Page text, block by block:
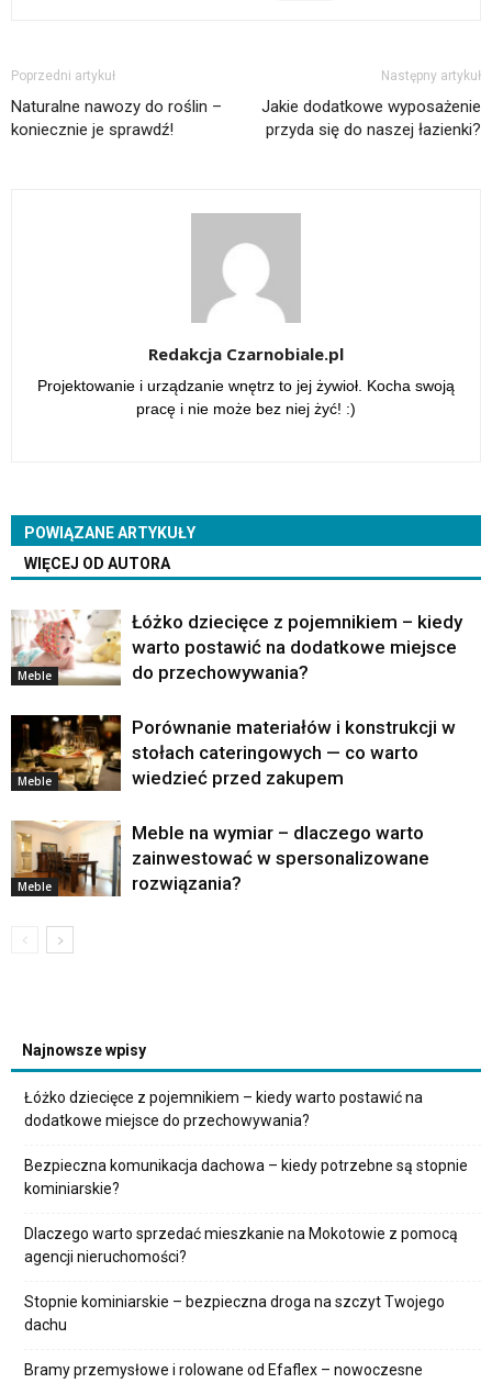
Poprzedni artykuł
Naturalne nawozy do roślin –
koniecznie je sprawdź!
Następny artykuł
Jakie dodatkowe wyposażenie
przyda się do naszej łazienki?
Redakcja Czarnobiale.pl
Projektowanie i urządzanie wnętrz to jej żywioł. Kocha swoją
pracę i nie może bez niej żyć! :)
POWIĄZANE ARTYKUŁY
WIĘCEJ OD AUTORA
Meble
Łóżko dziecięce z pojemnikiem – kiedy
warto postawić na dodatkowe miejsce
do przechowywania?
Meble
Porównanie materiałów i konstrukcji w
stołach cateringowych — co warto
wiedzieć przed zakupem
Meble
Meble na wymiar – dlaczego warto
zainwestować w spersonalizowane
rozwiązania?
Najnowsze wpisy
Łóżko dziecięce z pojemnikiem – kiedy warto postawić na
dodatkowe miejsce do przechowywania?
Bezpieczna komunikacja dachowa – kiedy potrzebne są stopnie
kominiarskie?
Dlaczego warto sprzedać mieszkanie na Mokotowie z pomocą
agencji nieruchomości?
Stopnie kominiarskie – bezpieczna droga na szczyt Twojego
dachu
Bramy przemysłowe i rolowane od Efaflex – nowoczesne